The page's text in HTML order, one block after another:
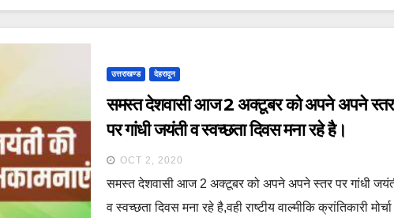
उत्तराखण्ड देहरादून
समस्त देशवासी आज 2 अक्टूबर को अपने अपने स्तर
पर गांधी जयंती व स्वच्छता दिवस मना रहे है।
OCT 2, 2020
समस्त देशवासी आज 2 अक्टूबर को अपने अपने स्तर पर गांधी
व स्वच्छता दिवस मना रहे है,वही राष्टीय वाल्मीकि क्रांतिकारी